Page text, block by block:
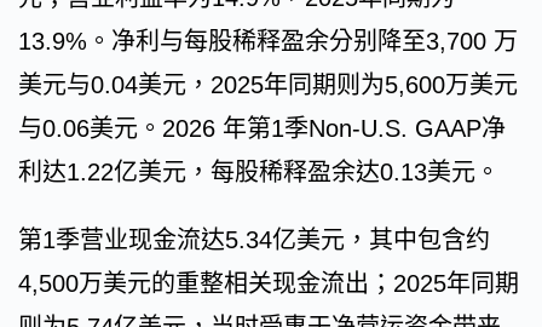
13.9%。净利与每股稀释盈余分别降至3,700 万
美元与0.04美元，2025年同期则为5,600万美元
与0.06美元。2026 年第1季Non-U.S. GAAP净
利达1.22亿美元，每股稀释盈余达0.13美元。
第1季营业现金流达5.34亿美元，其中包含约
4,500万美元的重整相关现金流出；2025年同期